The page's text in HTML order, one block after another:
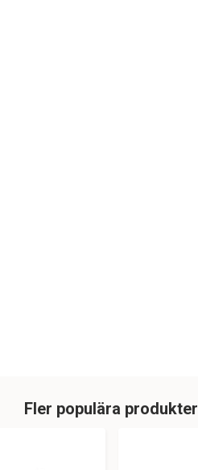
Fler populära produkter